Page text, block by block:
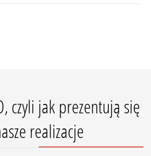
czyli jak prezentują się
realizacje